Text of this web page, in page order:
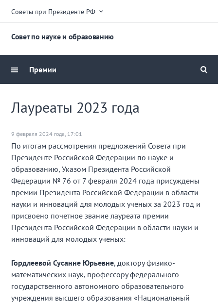
Советы при Президенте РФ
Совет по науке и образованию
Премии
Лауреаты 2023 года
9 февраля 2024 года, 17:01
По итогам рассмотрения предложений Совета при
Президенте Российской Федерации по науке и
образованию, Указом Президента Российской
Федерации № 76 от 7 февраля 2024 года присуждены
премии Президента Российской Федерации в области
науки и инноваций для молодых ученых за 2023 год и
присвоено почетное звание лауреата премии
Президента Российской Федерации в области науки и
инноваций для молодых ученых:
Гордлеевой Сусанне Юрьевне, доктору физико-
математических наук, профессору федерального
государственного автономного образовательного
учреждения высшего образования «Национальный